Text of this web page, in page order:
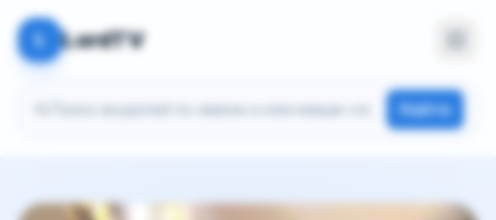
L LordTV
Найти